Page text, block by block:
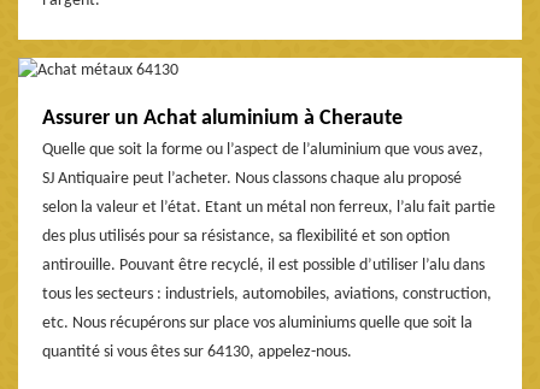
Assurer un Achat aluminium à Cheraute
Quelle que soit la forme ou l’aspect de l’aluminium que vous avez,
SJ Antiquaire peut l’acheter. Nous classons chaque alu proposé
selon la valeur et l’état. Etant un métal non ferreux, l’alu fait partie
des plus utilisés pour sa résistance, sa flexibilité et son option
antirouille. Pouvant être recyclé, il est possible d’utiliser l’alu dans
tous les secteurs : industriels, automobiles, aviations, construction,
etc. Nous récupérons sur place vos aluminiums quelle que soit la
quantité si vous êtes sur 64130, appelez-nous.